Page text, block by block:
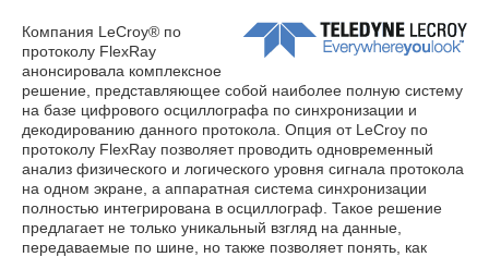
Компания LeCroy® по
протоколу FlexRay
анонсировала комплексное
решение, представляющее собой наиболее полную систему
на базе цифрового осциллографа по синхронизации и
декодированию данного протокола. Опция от LeCroy по
протоколу FlexRay позволяет проводить одновременный
анализ физического и логического уровня сигнала протокола
на одном экране, а аппаратная система синхронизации
полностью интегрирована в осциллограф. Такое решение
предлагает не только уникальный взгляд на данные,
передаваемые по шине, но также позволяет понять, как